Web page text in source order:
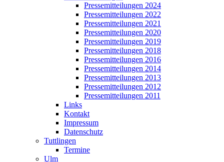
Pressemitteilungen 2024
Pressemitteilungen 2022
Pressemitteilungen 2021
Pressemitteilungen 2020
Pressemitteilungen 2019
Pressemitteilungen 2018
Pressemitteilungen 2016
Pressemitteilungen 2014
Pressemitteilungen 2013
Pressemitteilungen 2012
Pressemitteilungen 2011
Links
Kontakt
Impressum
Datenschutz
Tuttlingen
Termine
Ulm